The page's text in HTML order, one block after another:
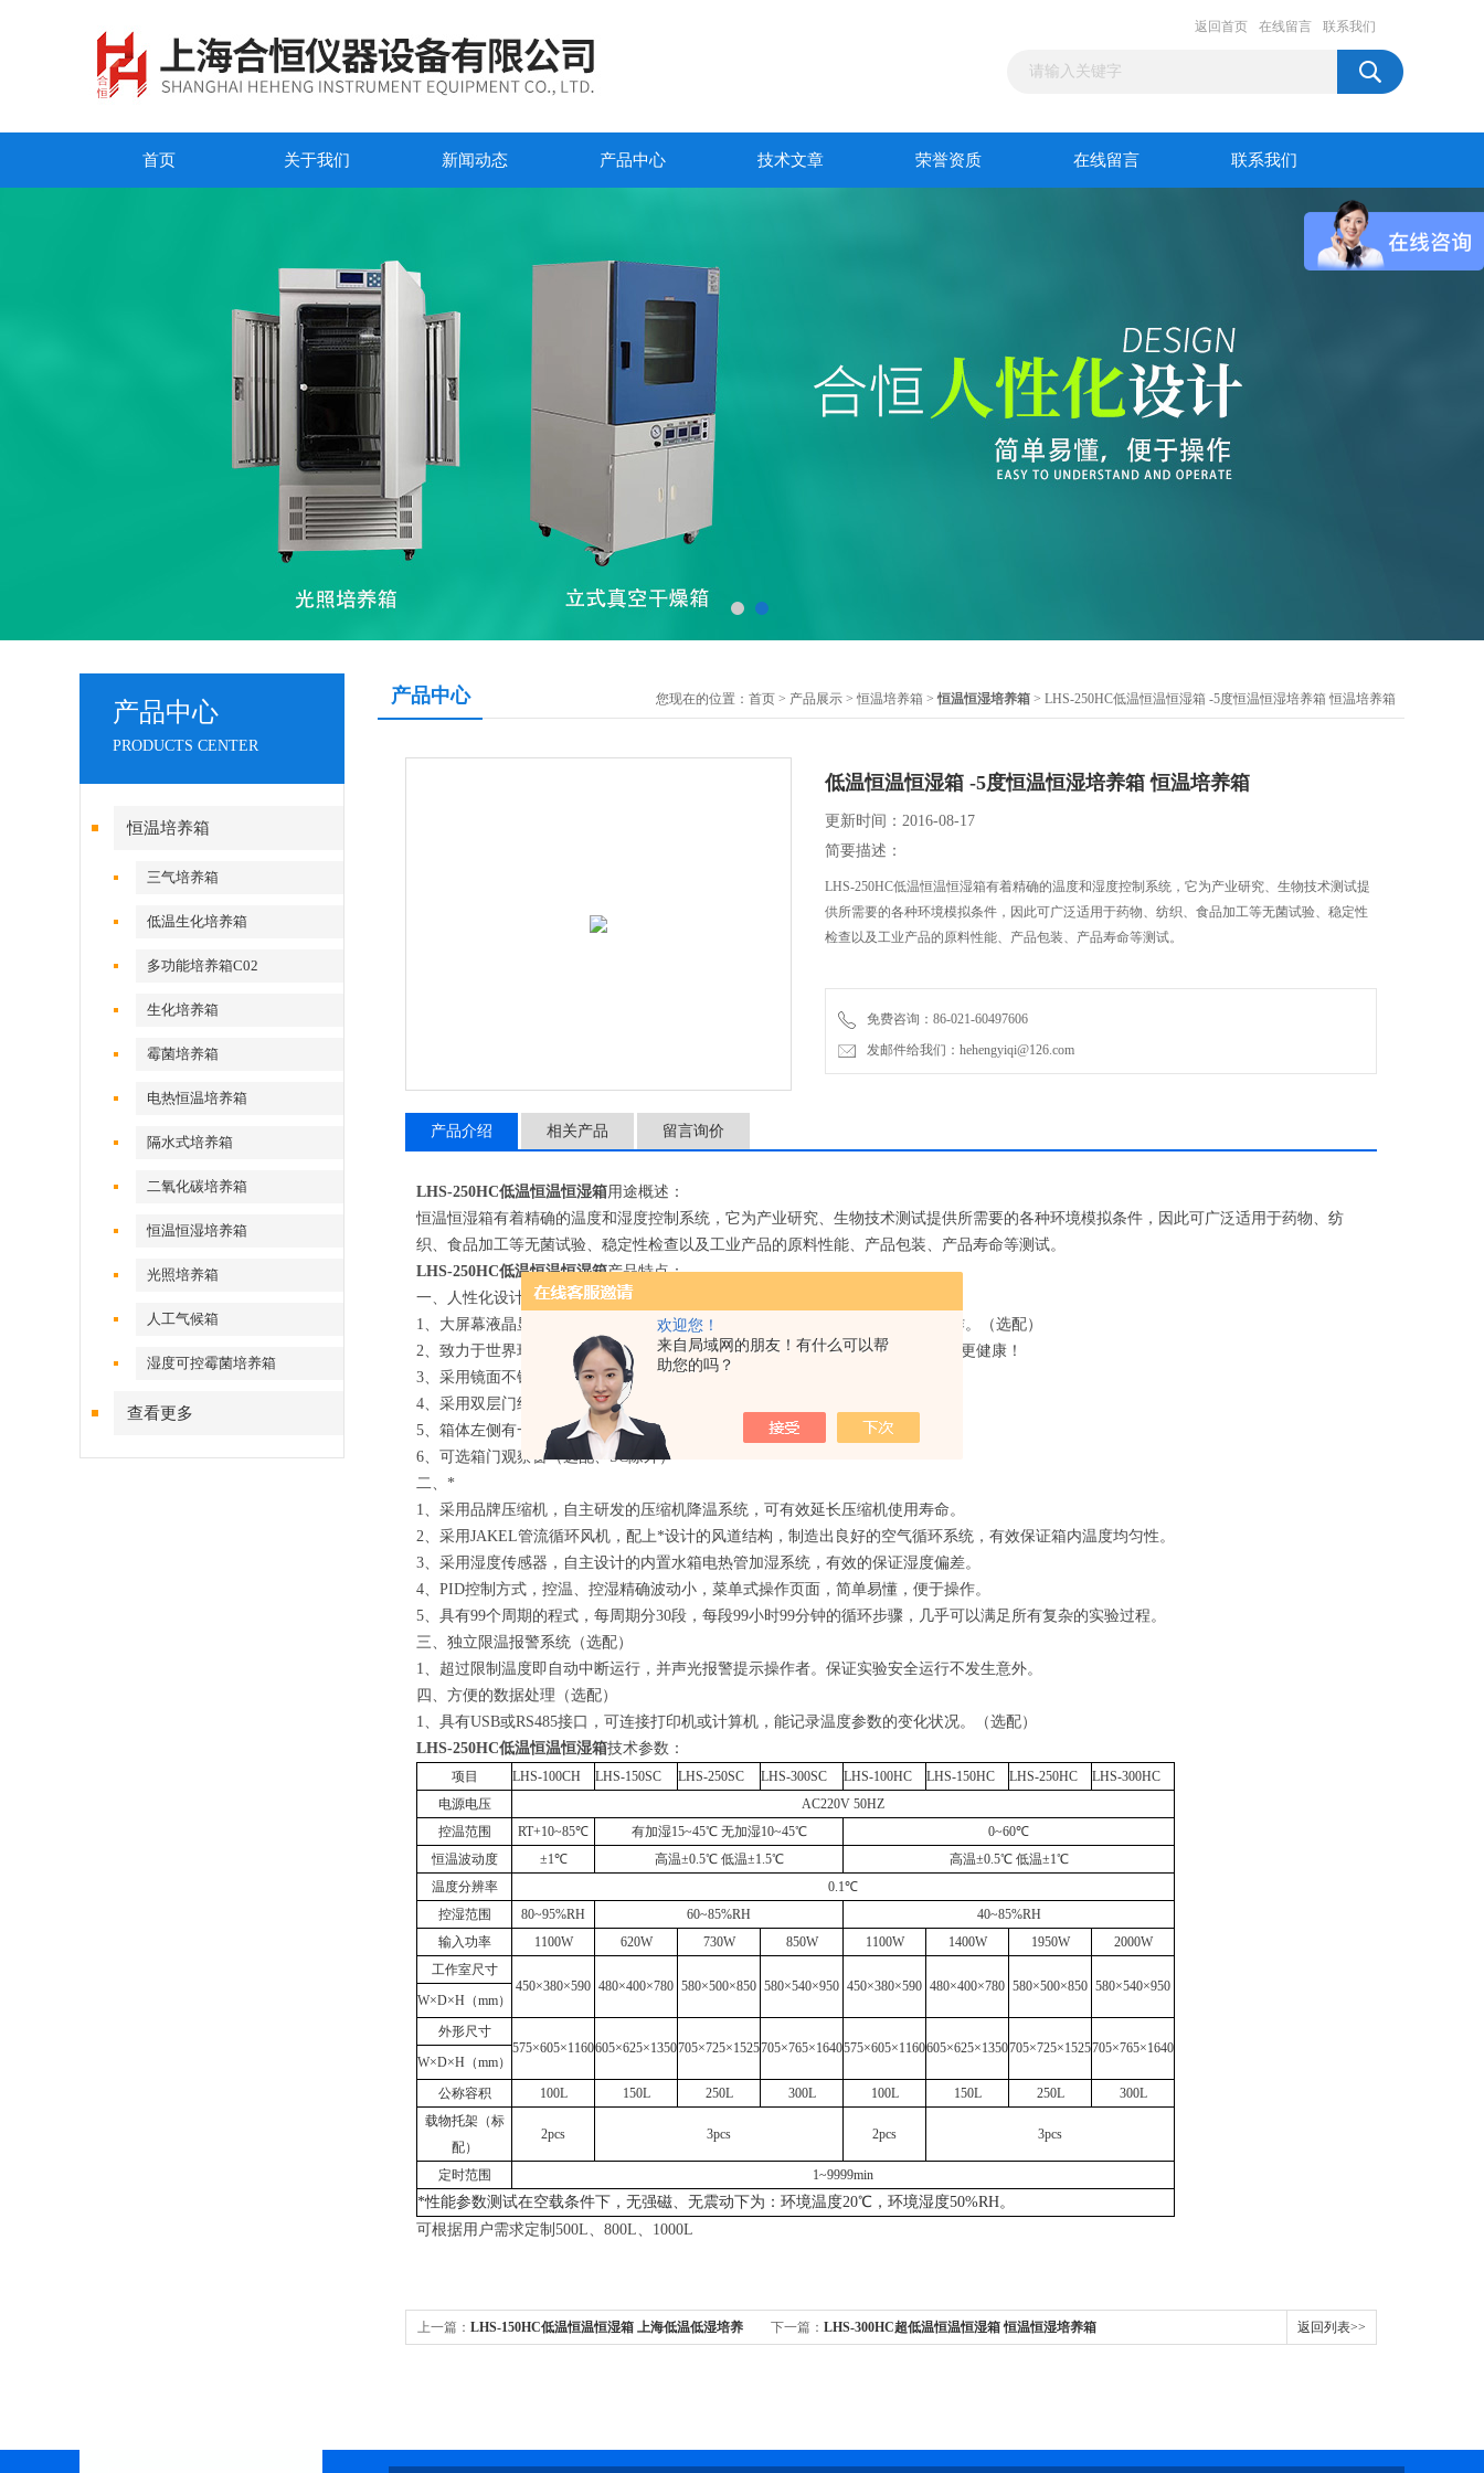
欢迎您！
来自局域网的朋友！有什么可以帮
助您的吗？
返回首页 在线留言 联系我们
首页 关于我们 新闻动态 产品中心 技术文章 荣誉资质 在线留言 联系我们
产品中心
PRODUCTS CENTER
恒温培养箱
三气培养箱
低温生化培养箱
多功能培养箱C02
生化培养箱
霉菌培养箱
电热恒温培养箱
隔水式培养箱
二氧化碳培养箱
恒温恒湿培养箱
光照培养箱
人工气候箱
湿度可控霉菌培养箱
查看更多
产品中心 您现在的位置： 首页 > 产品展示 >恒温培养箱 >恒温恒湿培养箱 > LHS-250HC低温恒温恒湿箱 -5度恒温恒湿培养箱 恒温培养箱
低温恒温恒湿箱 -5度恒温恒湿培养箱 恒温培养箱
更新时间：2016-08-17
简要描述：
LHS-250HC低温恒温恒湿箱有着精确的温度和湿度控制系统，它为产业研究、生物技术测试提
供所需要的各种环境模拟条件，因此可广泛适用于药物、纺织、食品加工等无菌试验、稳定性
检查以及工业产品的原料性能、产品包装、产品寿命等测试。
免费咨询：86-021-60497606
发邮件给我们：hehengyiqi@126.com
产品介绍 相关产品 留言询价
LHS-250HC低温恒温恒湿箱用途概述 ：
恒温恒湿箱有着精确的温度和湿度控制系统，它为产业研究、生物技术测试提供所需要的各种环境模拟条件，因此可广泛适用于药物、纺
织、食品加工等无菌试验、稳定性检查以及工业产品的原料性能、产品包装、产品寿命等测试。
LHS-250HC低温恒温恒湿箱产品特点：
一、
人性化设计
1、 大屏幕液晶显示，多组数据一屏显示，菜单式操作界面，简单易懂，便于操作。（选配）
2、 致力于世界环保健康倡议，使用 134 a,406 a无氟制冷剂，高效，节能
令环境更健康！
3、 采用镜面不锈钢内胆，四角半圆弧设计 易清洁，箱内搁板间距可调。
4、 采用双层门结构，隔热性能好，观察箱内情况时不影响箱内温度。
5、 箱体左侧有一直径25mm/50mm
的测试孔，便于实验操作与测量温度。（选配）
6、 可选箱门观察窗（选配、 SC除外）
二、 *
1、 采用品牌压缩机，自主研发的压缩机降温系统，可有效延长压缩机使用寿命。
2、 采用JAKEL管流循环风机，配上*设计的风道结构， 制造出良好的空气循环系统，有效保证箱内温度均匀性。
3、 采用湿度传感器，自主设计的内置水箱电热管加湿系统，有效的保证湿度偏差。
4、 PID控制方式，控温、控湿精确波动小，菜单式操作页面，简单易懂，便于操作。
5、 具有99个周期的程式，每周期分30段，每段99小时99分钟的循环步骤，几乎可以满足所有复杂的实验过程。
三、 独立限温报警系统（选配）
1、 超过限制温度即自动中断运行，并声光报警提示操作者。保证实验安全运行不发生意外。
四、 方便的数据处理（选配）
1、 具有USB或RS485接口，可连接打印机或计算机，能记录温度参数的变化状况。（选配）
LHS-250HC低温恒温恒湿箱技术参数 ：
项目 LHS-100CH LHS-150SC LHS-250SC LHS-300SC LHS-100HC LHS-150HC LHS-250HC
LHS-300HC
电源电压
AC220V 50HZ
控温范围
RT+10~85℃ 有加湿15~45℃ 无加湿10~45℃
0~60℃
恒温波动度
±1℃ 高温±0.5℃ 低温±1.5℃
高温±0.5℃ 低温±1℃
温度分辨率
0.1℃
控湿范围
80~95%RH 60~85%RH
40~85%RH
输入功率
1100W 620W 730W 850W 1100W 1400W 1950W
2000W
工作室尺寸
450×380×590 480×400×780 580×500×850 580×540×950 450×380×590 480×400×780 580×500×850 580×540×950
W×D×H（mm）
外形尺寸
575×605×1160605×625×1350705×725×1525705×765×1640575×605×1160605×625×1350705×725×1525705×765×1640
W×D×H（mm）
公称容积
100L 150L 250L 300L 100L 150L 250L
300L
载物托架（标
配）
2pcs 3pcs 2pcs 3pcs
定时范围 1~9999min
*性能参数测试在空载条件下，无强磁、无震动下为：环境温度20℃，环境湿度50%RH。
可根据用户需求定制 500L、 800L、 1000L
上一篇： LHS-150HC低温恒温恒湿箱 上海低温低湿培养 下一篇： LHS-300HC超低温恒温恒湿箱 恒温恒湿培养箱 返回列表>>